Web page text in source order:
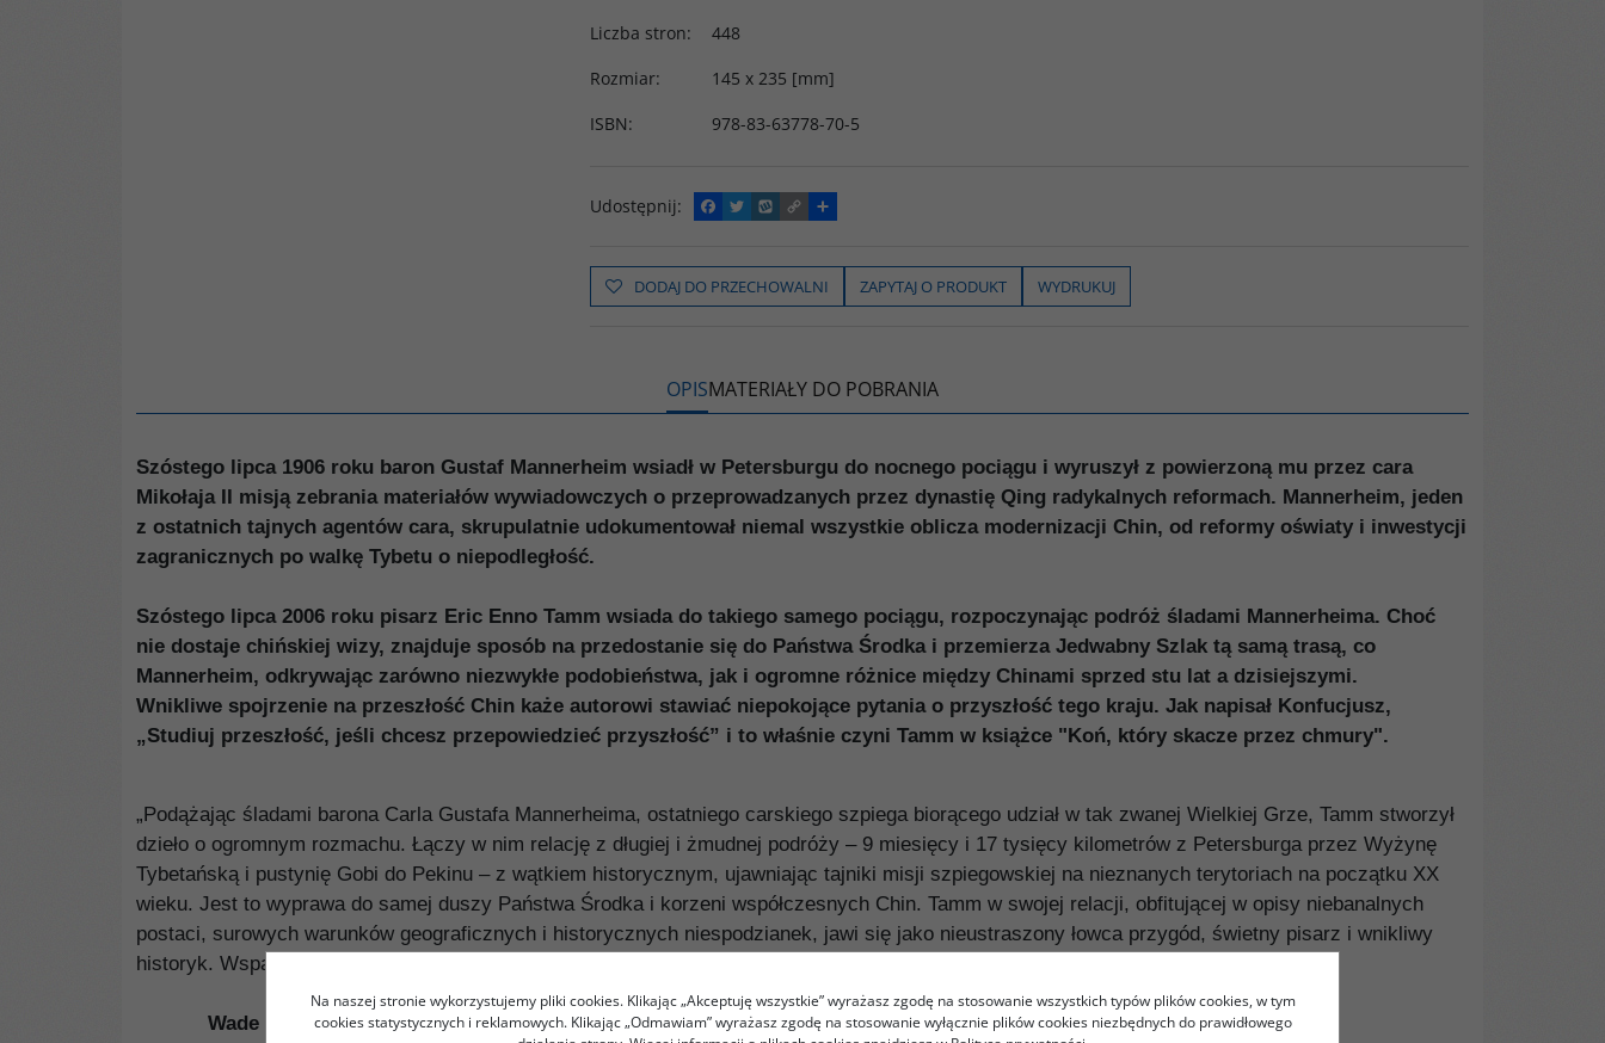
Liczba stron:
448
Rozmiar:
145 x 235 [mm]
ISBN: 978-83-63778-70-5
Udostępnij:
F
a
e
b
o
T
w
t
t
e
W
y
o
p
C
o
y
L
i
P
o
z
i
e
ę
DODAJ DO PRZECHOWALNI ZAPYTAJ O PRODUKT WYDRUKUJ
OPISMATERIAŁY DO POBRANIA
Szóstego lipca 1906 roku baron Gustaf Mannerheim wsiadł w Petersburgu do nocnego pociągu i wyruszył z powierzoną mu przez cara
Mikołaja II misją zebrania materiałów wywiadowczych o przeprowadzanych przez dynastię Qing radykalnych reformach. Mannerheim, jeden
z ostatnich tajnych agentów cara, skrupulatnie udokumentował niemal wszystkie oblicza modernizacji Chin, od reformy oświaty i inwestycji
zagranicznych po walkę Tybetu o niepodległość.
Szóstego lipca 2006 roku pisarz Eric Enno Tamm wsiada do takiego samego pociągu, rozpoczynając podróż śladami Mannerheima. Choć
nie dostaje chińskiej wizy, znajduje sposób na przedostanie się do Państwa Środka i przemierza Jedwabny Szlak tą samą trasą, co
Mannerheim, odkrywając zarówno niezwykłe podobieństwa, jak i ogromne różnice między Chinami sprzed stu lat a dzisiejszymi.
Wnikliwe spojrzenie na przeszłość Chin każe autorowi stawiać niepokojące pytania o przyszłość tego kraju. Jak napisał Konfucjusz,
„Studiuj przeszłość, jeśli chcesz przepowiedzieć przyszłość” i to właśnie czyni Tamm w książce "Koń, który skacze przez chmury".
„Podążając śladami barona Carla Gustafa Mannerheima, ostatniego carskiego szpiega biorącego udział w tak zwanej Wielkiej Grze, Tamm stworzył
dzieło o ogromnym rozmachu. Łączy w nim relację z długiej i żmudnej podróży – 9 miesięcy i 17 tysięcy kilometrów z Petersburga przez Wyżynę
Tybetańską i pustynię Gobi do Pekinu – z wątkiem historycznym, ujawniając tajniki misji szpiegowskiej na nieznanych terytoriach na początku XX
wieku. Jest to wyprawa do samej duszy Państwa Środka i korzeni współczesnych Chin. Tamm w swojej relacji, obfitującej w opisy niebanalnych
postaci, surowych warunków geograficznych i historycznych niespodzianek, jawi się jako nieustraszony łowca przygód, świetny pisarz i wnikliwy
historyk. Wspaniała książka”.
Wade Davis
Na naszej stronie wykorzystujemy pliki cookies. Klikając „Akceptuję wszystkie” wyrażasz zgodę na stosowanie wszystkich typów plików cookies, w tym
cookies statystycznych i reklamowych. Klikając „Odmawiam” wyrażasz zgodę na stosowanie wyłącznie plików cookies niezbędnych do prawidłowego